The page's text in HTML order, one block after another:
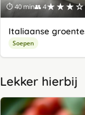
⏱ 40 min👥 4
Italiaanse
Soepen
Lekker hierbij